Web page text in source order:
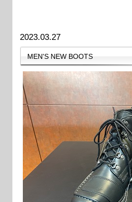
2023.03.27
MEN'S NEW BOOTS